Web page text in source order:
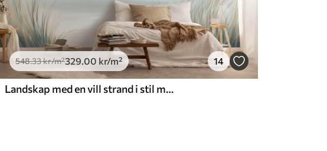
548.33kr/m²329.00 kr/m² 14
Landskap med en vill strand i stil med oljemaleri